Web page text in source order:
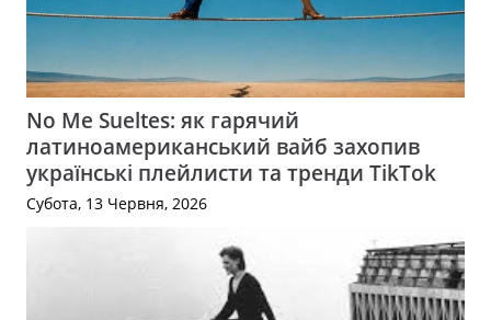
No Me Sueltes: як гарячий
латиноамериканський вайб захопив
українські плейлисти та тренди TikTok
Субота, 13 Червня, 2026